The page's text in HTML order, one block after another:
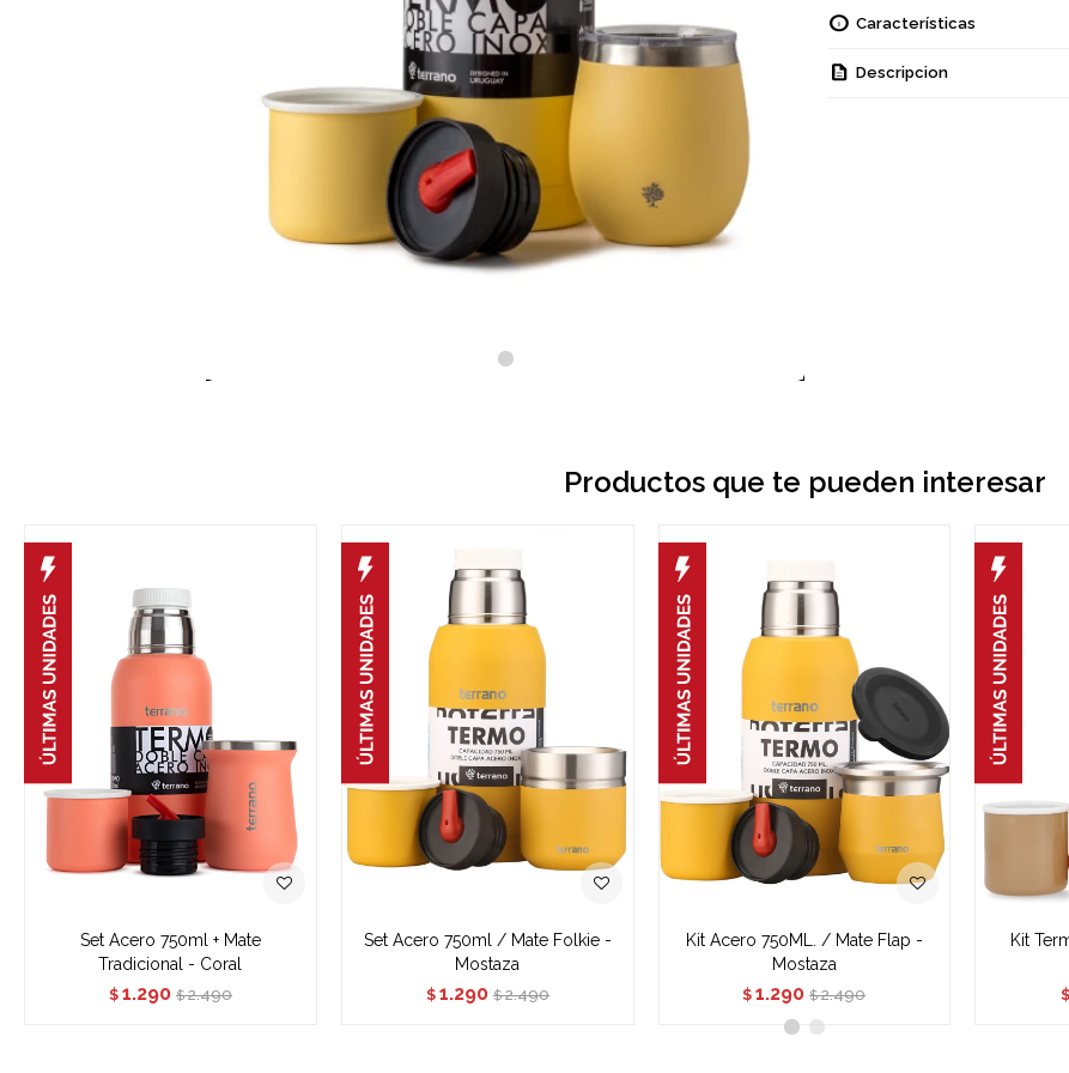
Características
Descripcion
Productos que te pueden interesar
Set Acero 750ml + Mate
Tradicional - Coral
$ 1.290 $ 2.490
Set Acero 750ml / Mate Folkie -
Mostaza
$ 1.290 $ 2.490
Kit Acero 750ML. / Mate Flap -
Mostaza
$ 1.290 $ 2.490
Kit
$